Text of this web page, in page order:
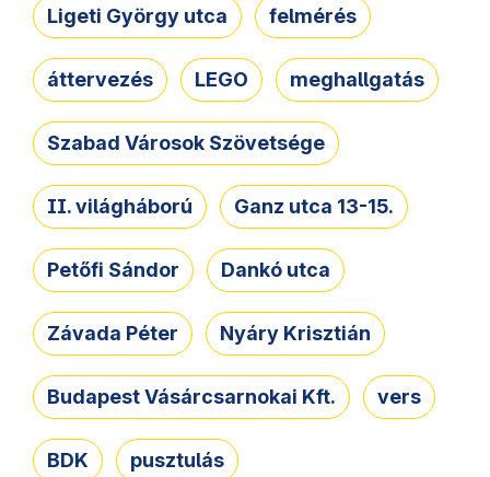
Ligeti György utca felmérés
áttervezés LEGO meghallgatás
Szabad Városok Szövetsége
II. világháború Ganz utca 13-15.
Petőfi Sándor Dankó utca
Závada Péter Nyáry Krisztián
Budapest Vásárcsarnokai Kft. vers
BDK pusztulás